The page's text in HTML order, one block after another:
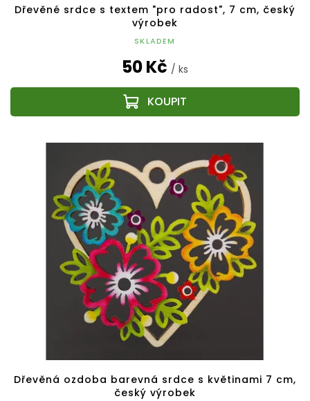
Dřevěné srdce s textem "pro radost", 7 cm, český
výrobek
SKLADEM
50 Kč / ks
Dřevěná ozdoba barevná srdce s květinami 7 cm,
český výrobek